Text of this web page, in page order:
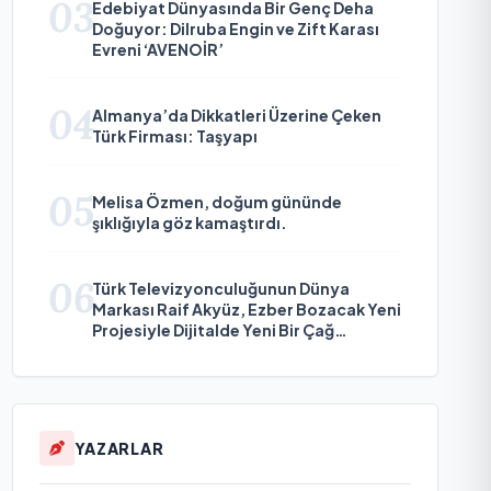
03Edebiyat Dünyasında Bir Genç Deha
Doğuyor: Dilruba Engin ve Zift Karası
Evreni ‘AVENOİR’
04Almanya’da Dikkatleri Üzerine Çeken
Türk Firması: Taşyapı
05Melisa Özmen, doğum gününde
şıklığıyla göz kamaştırdı.
06Türk Televizyonculuğunun Dünya
Markası Raif Akyüz, Ezber Bozacak Yeni
Projesiyle Dijitalde Yeni Bir Çağ
YAZARLAR